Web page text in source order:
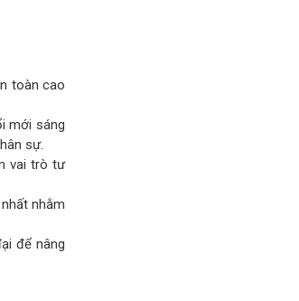
toàn cao
mới sáng
sự.
vai trò tư
nhằm
để nâng